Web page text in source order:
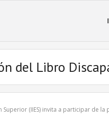
del Libro
Superior (IIES) invita a participar de